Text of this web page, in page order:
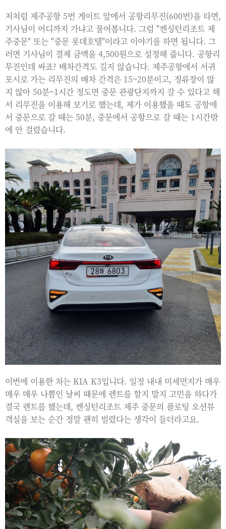
저처럼 제주공항 5번 게이트 앞에서 공항리무진(600번)을 타면,
기사님이 어디까지 가냐고 물어봅니다. 그럼 "켄싱턴리조트 제
주중문" 또는 "중문 롯데호텔"이라고 이야기를 하면 됩니다. 그
러면 기사님이 결제 금액을 4,500원으로 설정해 줍니다. 공항리
무진인데 싸죠? 배차간격도 길지 않습니다. 제주공항에서 서귀
포시로 가는 리무진의 배차 간격은 15~20분이고, 정류장이 많
지 않아 50분~1시간 정도면 중문 관광단지까지 갈 수 있다고 해
서 리무진을 이용해 보기로 했는데, 제가 이용했을 때도 공항에
서 중문으로 갈 때는 50분, 중문에서 공항으로 갈 때는 1시간밖
에 안 걸렸습니다.
이번에 이용한 차는 KIA K3입니다. 일정 내내 미세먼지가 매우
매우 매우 나쁨인 날씨 때문에 렌트를 할지 말지 고민을 하다가
결국 렌트를 했는데, 켄싱턴리조트 제주 중문의 플로팅 오션뷰
객실을 보는 순간 정말 괜히 빌렸다는 생각이 들더라고요.